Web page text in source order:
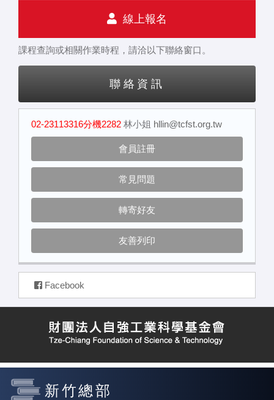
線上報名
課程查詢或相關作業時程，請洽以下聯絡窗口。
聯絡資訊
02-23113316分機2282 林小姐 hllin@tcfst.org.tw
會員註冊
常見問題
轉寄好友
友善列印
Facebook
新竹總部